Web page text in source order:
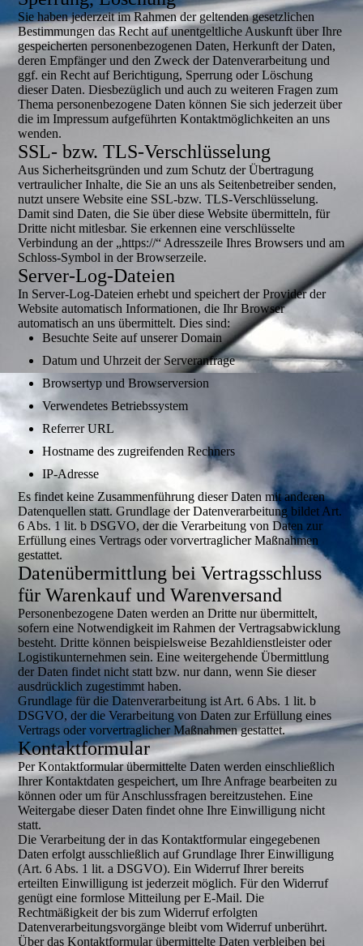
Sie haben jederzeit im Rahmen der geltenden gesetzlichen
Bestimmungen das Recht auf unentgeltliche Auskunft über Ihre
gespeicherten personenbezogenen Daten, Herkunft der Daten,
deren Empfänger und den Zweck der Datenverarbeitung und
ggf. ein Recht auf Berichtigung, Sperrung oder Löschung
dieser Daten. Diesbezüglich und auch zu weiteren Fragen zum
Thema personenbezogene Daten können Sie sich jederzeit über
die im Impressum aufgeführten Kontaktmöglichkeiten an uns
wenden.
SSL- bzw. TLS-Verschlüsselung
Aus Sicherheitsgründen und zum Schutz der Übertragung
vertraulicher Inhalte, die Sie an uns als Seitenbetreiber senden,
nutzt unsere Website eine SSL-bzw. TLS-Verschlüsselung.
Damit sind Daten, die Sie über diese Website übermitteln, für
Dritte nicht mitlesbar. Sie erkennen eine verschlüsselte
Verbindung an der „https://“ Adresszeile Ihres Browsers und am
Schloss-Symbol in der Browserzeile.
Server-Log-Dateien
In Server-Log-Dateien erhebt und speichert der Provider der
Website automatisch Informationen, die Ihr Browser
automatisch an uns übermittelt. Dies sind:
Besuchte Seite auf unserer Domain
Datum und Uhrzeit der Serveranfrage
Browsertyp und Browserversion
Verwendetes Betriebssystem
Referrer URL
Hostname des zugreifenden Rechners
IP-Adresse
Es findet keine Zusammenführung dieser Daten mit anderen
Datenquellen statt. Grundlage der Datenverarbeitung bildet Art.
6 Abs. 1 lit. b DSGVO, der die Verarbeitung von Daten zur
Erfüllung eines Vertrags oder vorvertraglicher Maßnahmen
gestattet.
Datenübermittlung bei Vertragsschluss
für Warenkauf und Warenversand
Personenbezogene Daten werden an Dritte nur übermittelt,
sofern eine Notwendigkeit im Rahmen der Vertragsabwicklung
besteht. Dritte können beispielsweise Bezahldienstleister oder
Logistikunternehmen sein. Eine weitergehende Übermittlung
der Daten findet nicht statt bzw. nur dann, wenn Sie dieser
ausdrücklich zugestimmt haben.
Grundlage für die Datenverarbeitung ist Art. 6 Abs. 1 lit. b
DSGVO, der die Verarbeitung von Daten zur Erfüllung eines
Vertrags oder vorvertraglicher Maßnahmen gestattet.
Kontaktformular
Per Kontaktformular übermittelte Daten werden einschließlich
Ihrer Kontaktdaten gespeichert, um Ihre Anfrage bearbeiten zu
können oder um für Anschlussfragen bereitzustehen. Eine
Weitergabe dieser Daten findet ohne Ihre Einwilligung nicht
statt.
Die Verarbeitung der in das Kontaktformular eingegebenen
Daten erfolgt ausschließlich auf Grundlage Ihrer Einwilligung
(Art. 6 Abs. 1 lit. a DSGVO). Ein Widerruf Ihrer bereits
erteilten Einwilligung ist jederzeit möglich. Für den Widerruf
genügt eine formlose Mitteilung per E-Mail. Die
Rechtmäßigkeit der bis zum Widerruf erfolgten
Datenverarbeitungsvorgänge bleibt vom Widerruf unberührt.
Über das Kontaktformular übermittelte Daten verbleiben bei